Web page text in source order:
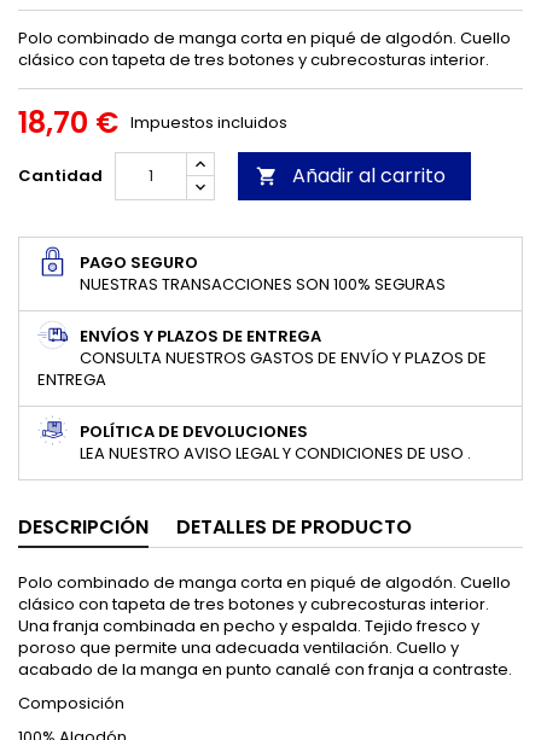
Polo combinado de manga corta en piqué de algodón. Cuello
clásico con tapeta de tres botones y cubrecosturas interior.
18,70 € Impuestos incluidos
Cantidad  Añadir al carrito
PAGO SEGURO
NUESTRAS TRANSACCIONES SON 100% SEGURAS
ENVÍOS Y PLAZOS DE ENTREGA
CONSULTA NUESTROS GASTOS DE ENVÍO Y PLAZOS DE
ENTREGA
POLÍTICA DE DEVOLUCIONES
LEA NUESTRO AVISO LEGAL Y CONDICIONES DE USO .
DESCRIPCIÓN DETALLES DE PRODUCTO
Polo combinado de manga corta en piqué de algodón. Cuello
clásico con tapeta de tres botones y cubrecosturas interior.
Una franja combinada en pecho y espalda. Tejido fresco y
poroso que permite una adecuada ventilación. Cuello y
acabado de la manga en punto canalé con franja a contraste.
Composición